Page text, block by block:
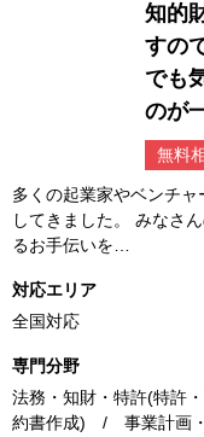
知的
すの
でも
のが
無料
多くの起業家やベンチ
してきました。 みなさ
るお手伝いを…
対応エリア
全国対応
専門分野
法務・知財・特許(特許
約書作成) / 事業計画・